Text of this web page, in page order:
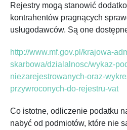
Rejestry mogą stanowić
kontrahentów pragnących
usługodawców. Są one
http://www.mf.gov.pl/krajowa-
skarbowa/dzialalnosc/wykaz-
niezarejestrowanych-oraz-
przywroconych-do-rejestru-vat
Co istotne, odliczenie podatku
nabyć od podmiotów, które nie